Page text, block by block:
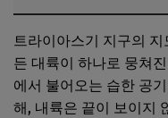
트라이아스기 지구의
든 대륙이 하나로 뭉쳐
에서 불어오는 습한 공
해, 내륙은 끝이 보이지